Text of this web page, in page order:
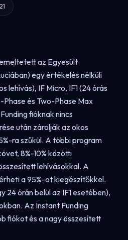
az Egyesült
egy értékelés nélküli
lehívás), IF Micro, IF1 (24 órás
és Two-Phase Max
fióknak nincs
után zárolják az okos
ra szűkül. A többi program
8%-10% közötti
lehívásokkal. A
a 95%-ot kiegészítőkkel.
24 órán belül az IF1 esetében),
Az Instant Funding
fiókot és a nagy összesített